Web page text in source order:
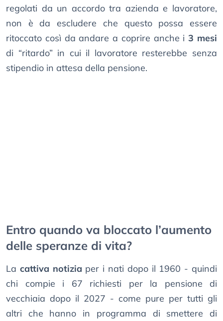
regolati da un accordo tra azienda e lavoratore,
non è da escludere che questo possa essere
ritoccato così da andare a coprire anche i3 mesi
di “ritardo” in cui il lavoratore resterebbe senza
stipendio in attesa della pensione.
Entro quando va bloccato l’aumento
delle speranze di vita?
La cattiva notizia per i nati dopo il 1960 - quindi
chi compie i 67 richiesti per la pensione di
vecchiaia dopo il 2027 - come pure per tutti gli
altri che hanno in programma di smettere di